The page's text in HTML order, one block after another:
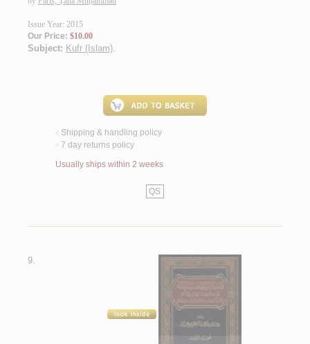
Issue Year: 2015
Our Price: $10.00
Subject: Kufr (Islam).
< Shipping & handling policy
< 7 day returns policy
Usually ships within 2 weeks
QS
9.